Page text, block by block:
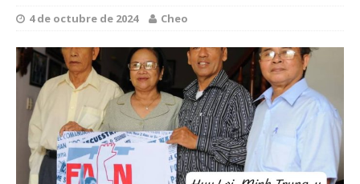
4 de octubre de 2024 Cheo